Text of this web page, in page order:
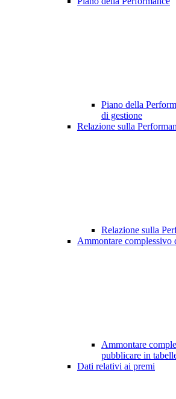
Piano della
di gestione
Relazione sulla
Relazione sulla
Ammontare complessivo
Ammontare
pubblicare in
Dati relativi ai premi